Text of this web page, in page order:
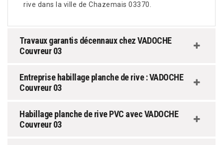
rive dans la ville de Chazemais 03370.
Travaux garantis décennaux chez VADOCHE
Couvreur 03
Entreprise habillage planche de rive : VADOCHE
Couvreur 03
Habillage planche de rive PVC avec VADOCHE
Couvreur 03